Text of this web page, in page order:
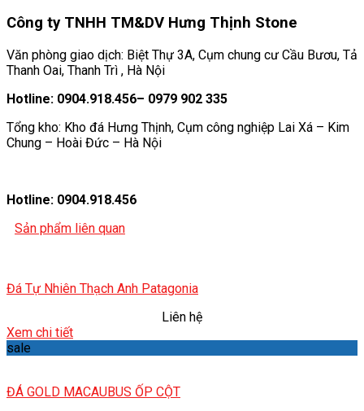
Công ty TNHH TM&DV Hưng Thịnh Stone
Văn phòng giao dịch: Biệt Thự 3A, Cụm chung cư Cầu Bươu, Tả
Thanh Oai, Thanh Trì , Hà Nội
Hotline: 0904.918.456– 0979 902 335
Tổng kho: Kho đá Hưng Thịnh, Cụm công nghiệp Lai Xá – Kim
Chung – Hoài Đức – Hà Nội
Hotline: 0904.918.456
Sản phẩm liên quan
Đá Tự Nhiên Thạch Anh Patagonia
Liên hệ
Xem chi tiết
sale
ĐÁ GOLD MACAUBUS ỐP CỘT